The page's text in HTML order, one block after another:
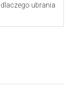
ubrania